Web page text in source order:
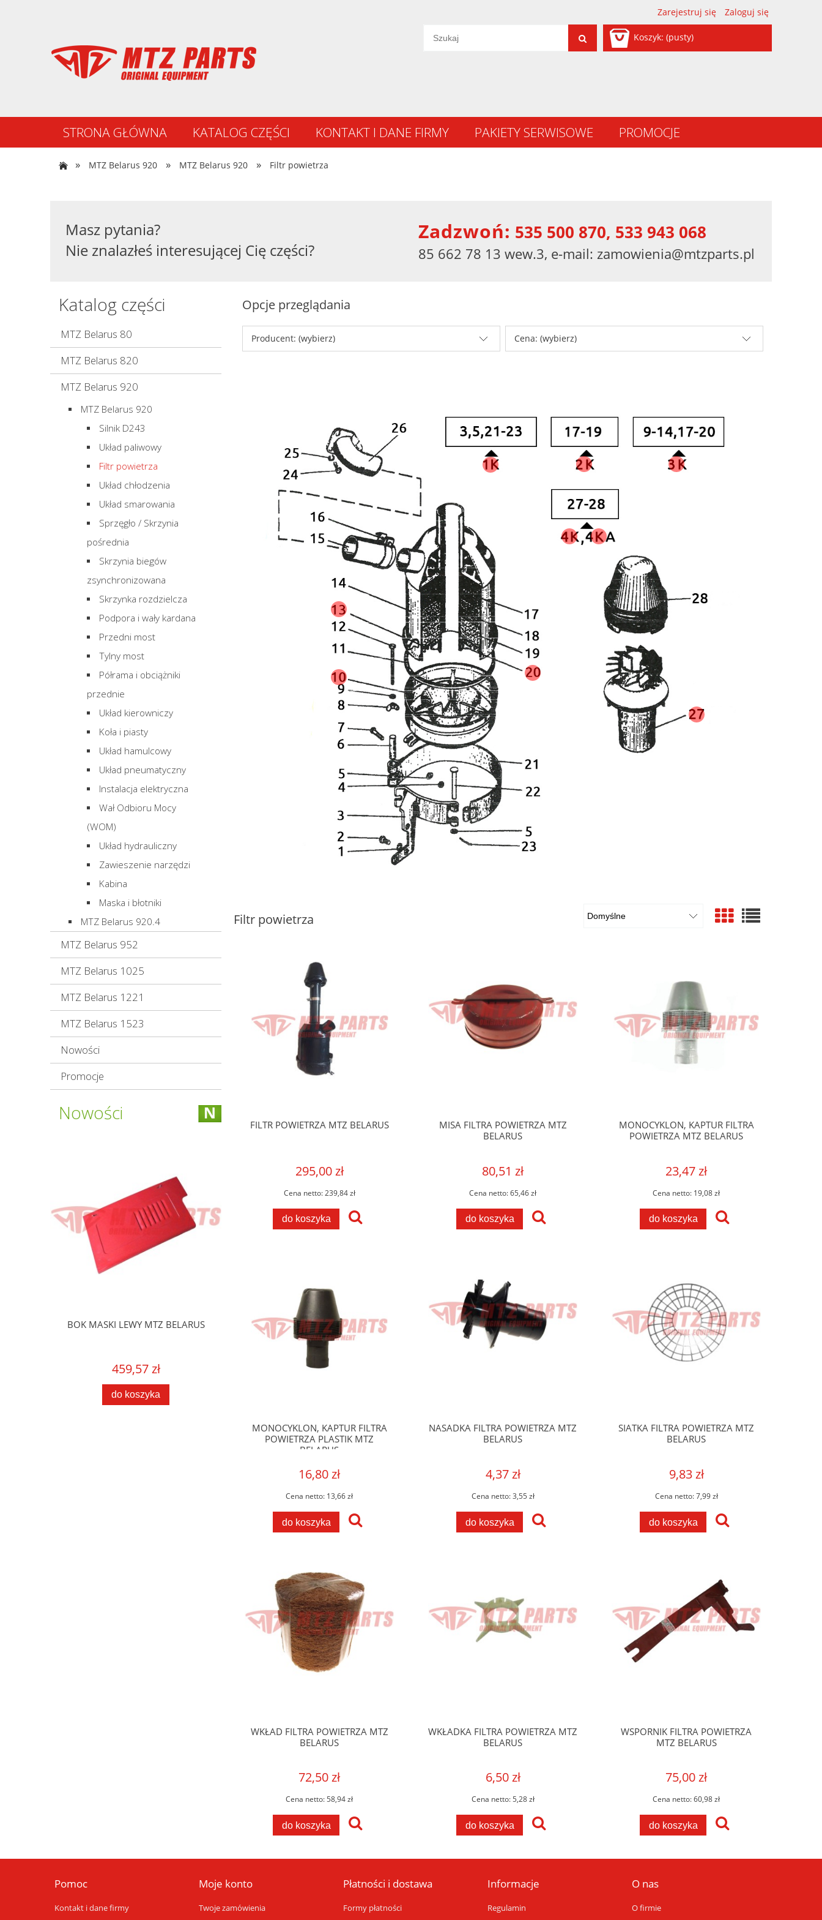
Zarejestruj się Zaloguj się
Koszyk: (pusty)
STRONA GŁÓWNA KATALOG CZĘŚCI KONTAKT I DANE FIRMY PAKIETY SERWISOWE
PROMOCJE
NOWOŚCI
» MTZ Belarus 920 » MTZ Belarus 920 » Filtr powietrza
Masz pytania?
Nie znalazłeś interesującej Cię części?
Zadzwoń: 535 500 870, 533 943 068
85 662 78 13 wew.3, e-mail: zamowienia@mtzparts.pl
Katalog części
MTZ Belarus 80
MTZ Belarus 820
MTZ Belarus 920
MTZ Belarus 920
Silnik D243
Układ paliwowy
Filtr powietrza
Układ chłodzenia
Układ smarowania
Sprzęgło / Skrzynia
pośrednia
Skrzynia biegów
zsynchronizowana
Skrzynka rozdzielcza
Podpora i wały kardana
Przedni most
Tylny most
Półrama i obciążniki
przednie
Układ kierowniczy
Koła i piasty
Układ hamulcowy
Układ pneumatyczny
Instalacja elektryczna
Wał Odbioru Mocy
(WOM)
Układ hydrauliczny
Zawieszenie narzędzi
Kabina
Maska i błotniki
MTZ Belarus 920.4
MTZ Belarus 952
MTZ Belarus 1025
MTZ Belarus 1221
MTZ Belarus 1523
Nowości
Promocje
Nowości
BOK MASKI LEWY MTZ BELARUS
459,57 zł
do koszyka
Opcje przeglądania
Producent: (wybierz) Cena: (wybierz)
Filtr powietrza
FILTR POWIETRZA MTZ BELARUS
295,00 zł
Cena netto:239,84 zł
do koszyka
MISA FILTRA POWIETRZA MTZ
BELARUS
80,51 zł
Cena netto:65,46 zł
do koszyka
MONOCYKLON, KAPTUR FILTRA
POWIETRZA MTZ BELARUS
23,47 zł
Cena netto: 19,08 zł
do koszyka
MONOCYKLON, KAPTUR FILTRA
POWIETRZA PLASTIK MTZ
BELARUS
16,80 zł
Cena netto: 13,66 zł
do koszyka
NASADKA FILTRA POWIETRZA MTZ
BELARUS
4,37 zł
Cena netto:3,55 zł
do koszyka
SIATKA FILTRA POWIETRZA MTZ
BELARUS
9,83 zł
Cena netto:7,99 zł
do koszyka
WKŁAD FILTRA POWIETRZA MTZ
BELARUS
72,50 zł
Cena netto:58,94 zł
do koszyka
WKŁADKA FILTRA POWIETRZA MTZ
BELARUS
6,50 zł
Cena netto:5,28 zł
do koszyka
WSPORNIK FILTRA POWIETRZA
MTZ BELARUS
75,00 zł
Cena netto:60,98 zł
do koszyka
Pomoc
Kontakt i dane firmy
Moje konto
Twoje zamówienia
Płatności i dostawa
Formy płatności
Informacje
Regulamin
O nas
O firmie